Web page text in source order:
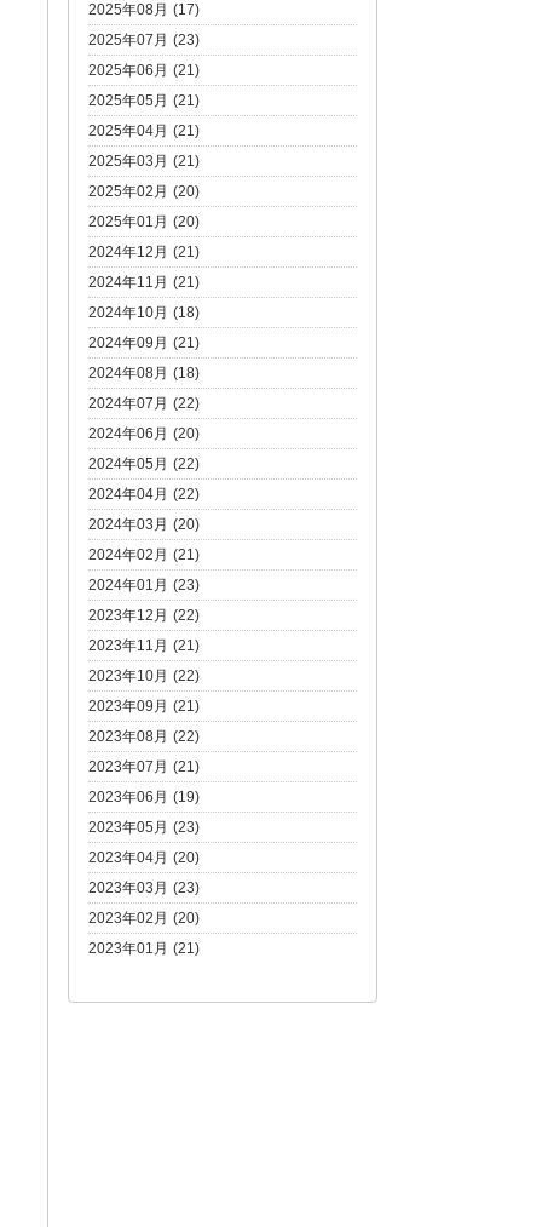
2025年08月 (17)
2025年07月 (23)
2025年06月 (21)
2025年05月 (21)
2025年04月 (21)
2025年03月 (21)
2025年02月 (20)
2025年01月 (20)
2024年12月 (21)
2024年11月 (21)
2024年10月 (18)
2024年09月 (21)
2024年08月 (18)
2024年07月 (22)
2024年06月 (20)
2024年05月 (22)
2024年04月 (22)
2024年03月 (20)
2024年02月 (21)
2024年01月 (23)
2023年12月 (22)
2023年11月 (21)
2023年10月 (22)
2023年09月 (21)
2023年08月 (22)
2023年07月 (21)
2023年06月 (19)
2023年05月 (23)
2023年04月 (20)
2023年03月 (23)
2023年02月 (20)
2023年01月 (21)